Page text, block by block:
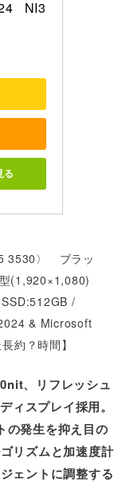
NI3
る
3530〉 ブラッ
(1,920×1,080)
/
& Microsoft
約？時間】
、リフレッシュ
ィスプレイ採用。
発生を抑え目の
リズムと加速度計
ェントに調整する